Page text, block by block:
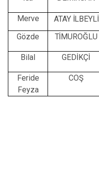
Merve ATAY İLBEYLİ
Gözde
TİMUROĞLU
Bilal GEDİKÇİ
Feride
Feyza
COŞ